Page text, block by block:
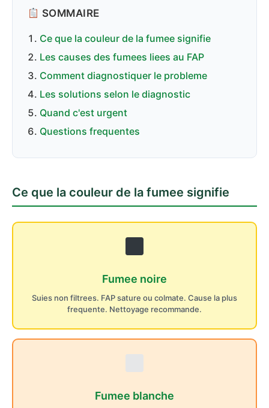
SOMMAIRE
Ce que la couleur de la fumee signifie
Les causes des fumees liees au FAP
Comment diagnostiquer le probleme
Les solutions selon le diagnostic
Quand c'est urgent
Questions frequentes
Ce que la couleur de la fumee signifie
Fumee noire
Suies non filtrees. FAP sature ou colmate. Cause la plus
frequente. Nettoyage recommande.
Fumee blanche